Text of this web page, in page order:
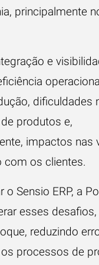
principalmente
e
dificuldades
produtos e,
impactos nas
com os clientes.
Sensio ERP, a
esses
reduzindo
processos de